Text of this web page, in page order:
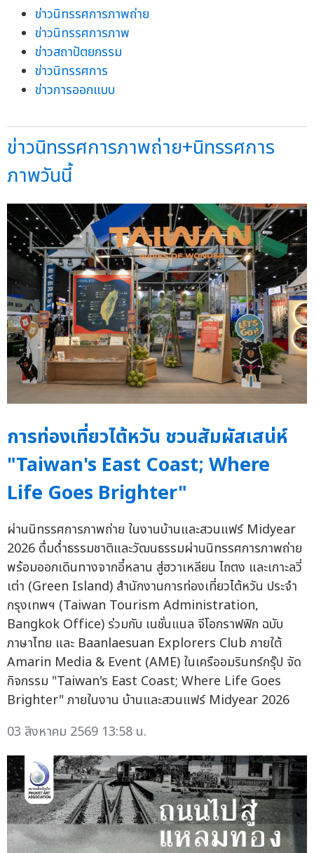
ข่าวนิทรรศการภาพถ่าย
ข่าวนิทรรศการภาพ
ข่าวสถาปัตยกรรม
ข่าวนิทรรศการ
ข่าวการออกแบบ
ข่าวนิทรรศการภาพถ่าย+นิทรรศการ
ภาพวันนี้
การท่องเที่ยวไต้หวัน ชวนสัมผัสเสน่ห์
"Taiwan's East Coast; Where
Life Goes Brighter"
ผ่านนิทรรศการภาพถ่าย ในงานบ้านและสวนแฟร์ Midyear
2026 ดื่มด่ำธรรมชาติและวัฒนธรรมผ่านนิทรรศการภาพถ่าย
พร้อมออกเดินทางจากอี๋หลาน สู่ฮวาเหลียน ไถตง และเกาะลวี่
เต่า (Green Island) สำนักงานการท่องเที่ยวไต้หวัน ประจำ
กรุงเทพฯ (Taiwan Tourism Administration,
Bangkok Office) ร่วมกับ เนชั่นแนล จีโอกราฟฟิก ฉบับ
ภาษาไทย และ Baanlaesuan Explorers Club ภายใต้
Amarin Media & Event (AME) ในเครืออมรินทร์กรุ๊ป จัด
กิจกรรม "Taiwan's East Coast; Where Life Goes
Brighter" ภายในงาน บ้านและสวนแฟร์ Midyear 2026
03 สิงหาคม 2569 13:58 น.